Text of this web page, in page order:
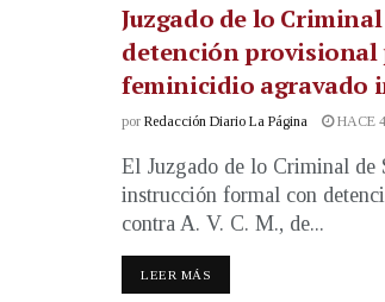
Juzgado de lo
detención provisional
feminicidio agravado
por Redacción Diario La Página HACE
El Juzgado de lo Criminal de
instrucción formal con
contra A. V. C. M., de...
LEER MÁS